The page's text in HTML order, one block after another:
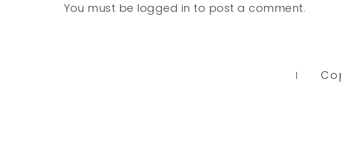
You must be logged in to post a comment.